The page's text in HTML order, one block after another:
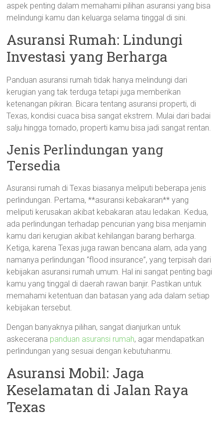
aspek penting dalam memahami pilihan asuransi yang bisa
melindungi kamu dan keluarga selama tinggal di sini.
Asuransi Rumah: Lindungi
Investasi yang Berharga
Panduan asuransi rumah tidak hanya melindungi dari
kerugian yang tak terduga tetapi juga memberikan
ketenangan pikiran. Bicara tentang asuransi properti, di
Texas, kondisi cuaca bisa sangat ekstrem. Mulai dari badai
salju hingga tornado, properti kamu bisa jadi sangat rentan.
Jenis Perlindungan yang
Tersedia
Asuransi rumah di Texas biasanya meliputi beberapa jenis
perlindungan. Pertama, **asuransi kebakaran** yang
meliputi kerusakan akibat kebakaran atau ledakan. Kedua,
ada perlindungan terhadap pencurian yang bisa menjamin
kamu dari kerugian akibat kehilangan barang berharga.
Ketiga, karena Texas juga rawan bencana alam, ada yang
namanya perlindungan “flood insurance”, yang terpisah dari
kebijakan asuransi rumah umum. Hal ini sangat penting bagi
kamu yang tinggal di daerah rawan banjir. Pastikan untuk
memahami ketentuan dan batasan yang ada dalam setiap
kebijakan tersebut.
Dengan banyaknya pilihan, sangat dianjurkan untuk
askecerana panduan asuransi rumah, agar mendapatkan
perlindungan yang sesuai dengan kebutuhanmu.
Asuransi Mobil: Jaga
Keselamatan di Jalan Raya
Texas